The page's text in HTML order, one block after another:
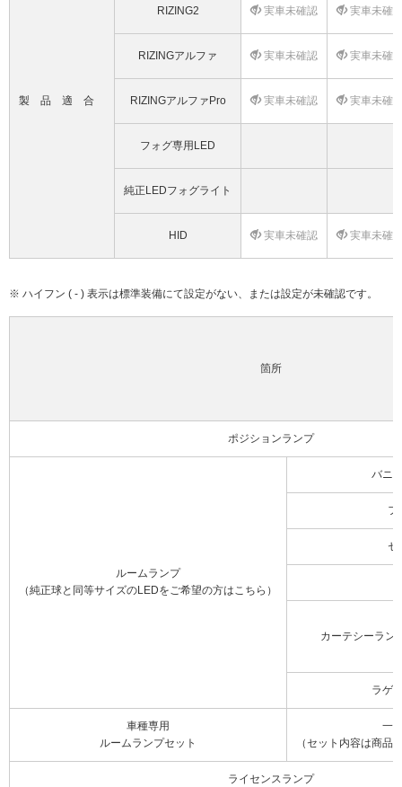
製品適合
RIZING2 実車未確認 実車未確
RIZINGアルファ 実車未確認 実車未確
RIZINGアルファPro 実車未確認 実車未確
フォグ専用LED
純正LEDフォグライト
HID 実車未確認 実車未確
※ ハイフン ( - ) 表示は標準装備にて設定がない、または設定が未確認です。
箇所
ポジションランプ
ルームランプ
（純正球と同等サイズのLEDをご希望の方はこちら）
バニ
フ
セ
カーテシーラン
ラゲ
車種専用
ルームランプセット
一
（セット内容は商品
ライセンスランプ